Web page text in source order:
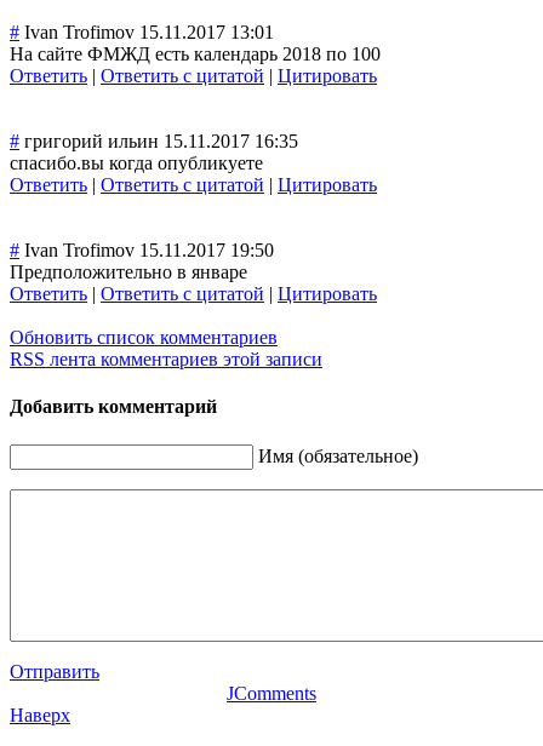
# Ivan Trofimov 15.11.2017 13:01
На сайте ФМЖД есть календарь 2018 по 100
Ответить | Ответить с цитатой | Цитировать
# григорий ильин 15.11.2017 16:35
спасибо.вы когда опубликуете
Ответить | Ответить с цитатой | Цитировать
# Ivan Trofimov 15.11.2017 19:50
Предположительно в январе
Ответить | Ответить с цитатой | Цитировать
Обновить список комментариев
RSS лента комментариев этой записи
Добавить комментарий
Имя (обязательное)
Отправить
JComments
Наверх